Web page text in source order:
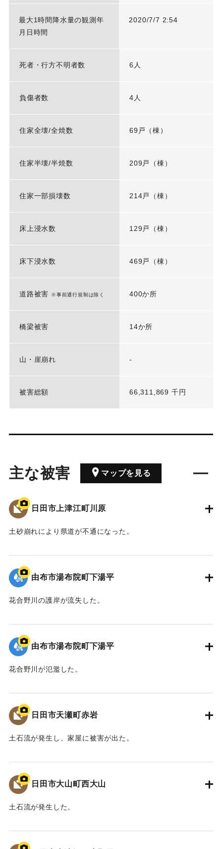
最大1時間降水量の観測年
月日時間
2020/7/7 2:54
死者・行方不明者数 6人
負傷者数 4人
住家全壊/全焼数 69戸（棟）
住家半壊/半焼数 209戸（棟）
住家一部損壊数 214戸（棟）
床上浸水数 129戸（棟）
床下浸水数 469戸（棟）
道路被害 ※事前通行規制は除く 400か所
橋梁被害 14か所
山・崖崩れ -
被害総額 66,311,869 千円
主な被害 マップを見る
日田市上津江町川原
土砂崩れにより県道が不通になった。
2020/7/6｜固有コード:01215088
由布市湯布院町下湯平
花合野川の護岸が流失した。
2020/7/6｜固有コード:01215087
由布市湯布院町下湯平
花合野川が氾濫した。
2020/7/6｜固有コード:01215086
日田市天瀬町赤岩
土石流が発生し、家屋に被害が出た。
2020/7/6｜固有コード:01215085
日田市大山町西大山
土石流が発生した。
2020/7/6｜固有コード:01215084